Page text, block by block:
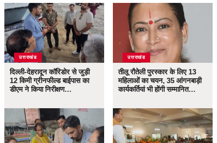
उत्तराखंड
दिल्ली-देहरादून कॉरिडोर से जुड़ी
12 किमी ग्रीनफील्ड बाईपास का
डीएम ने किया निरीक्षण…
उत्तराखंड
तीलू रौतेली पुरस्कार के लिए 13
महिलाओं का चयन, 35 आंगनबाड़ी
कार्यकर्तियां भी होंगी सम्मानित…